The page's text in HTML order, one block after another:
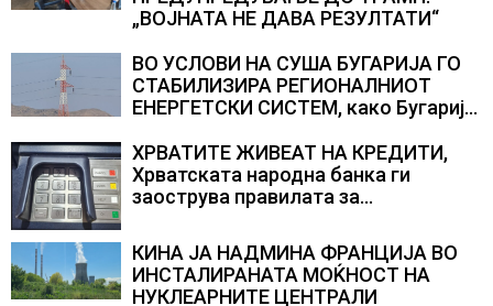
„ВОЈНАТА НЕ ДАВА РЕЗУЛТАТИ“
ВО УСЛОВИ НА СУША БУГАРИЈА ГО
СТАБИЛИЗИРА РЕГИОНАЛНИОТ
ЕНЕРГЕТСКИ СИСТЕМ, како Бугарија
складирање на енергија од батерии
ХРВАТИТЕ ЖИВЕАТ НА КРЕДИТИ,
Хрватската народна банка ги
заострува правилата за
зголемени ризици во финансискиот
систем
КИНА ЈА НАДМИНА ФРАНЦИЈА ВО
ИНСТАЛИРАНАТА МОЌНОСТ НА
НУКЛЕАРНИТЕ ЦЕНТРАЛИ